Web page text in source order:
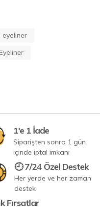
eyeliner
1'e 1 İade
Siparişten sonra 1 gün
içinde iptal imkanı
🕘 7/24 Özel Destek
Her yerde ve her zaman
destek
Fırsatlar